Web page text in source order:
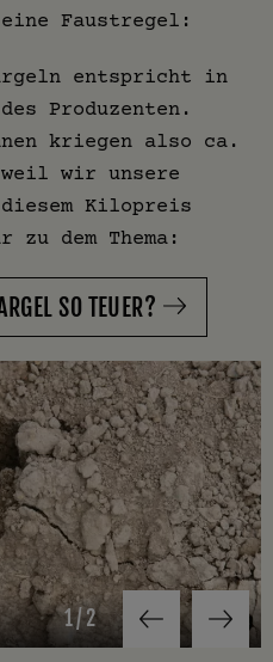
Faustregel:
entspricht in
Produzenten.
kriegen also ca.
wir unsere
Kilopreis
zu dem Thema:
SO TEUER?
1/2